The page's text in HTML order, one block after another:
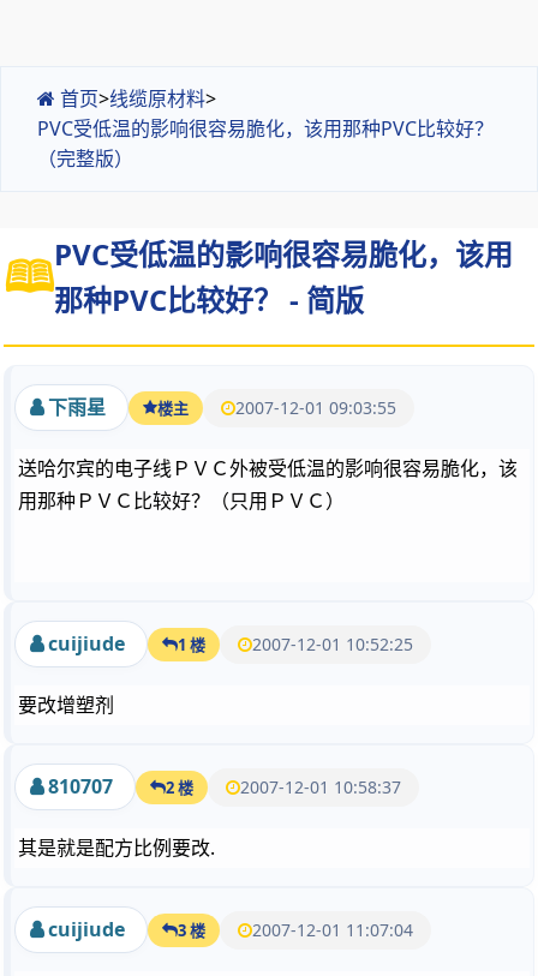
首页>线缆原材料>
PVC受低温的影响很容易脆化，该用那种PVC比较好？
（完整版）
PVC受低温的影响很容易脆化，该用
那种PVC比较好？ - 简版
下雨星 楼主 2007-12-01 09:03:55
送哈尔宾的电子线ＰＶＣ外被受低温的影响很容易脆化，该
用那种ＰＶＣ比较好？（只用ＰＶＣ）
cuijiude 1 楼 2007-12-01 10:52:25
要改增塑剂
810707 2 楼 2007-12-01 10:58:37
其是就是配方比例要改.
cuijiude 3 楼 2007-12-01 11:07:04